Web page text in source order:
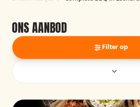
ONS AANBOD
Filter op